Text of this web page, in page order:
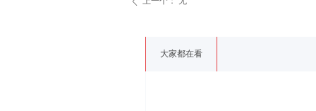
大家都在看